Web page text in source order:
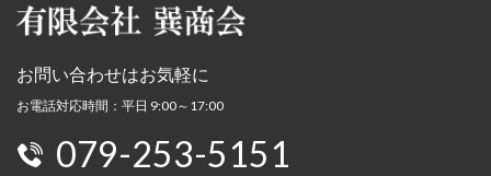
お問い合わせはお気軽に
お電話対応時間：平日 9:00～17:00
079-253-5151